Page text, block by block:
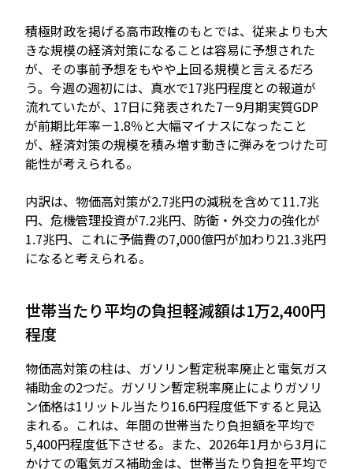
積極財政を掲げる高市政権のもとでは、従来よりも大
きな規模の経済対策になることは容易に予想された
が、その事前予想をもやや上回る規模と言えるだろ
う。今週の週初には、真水で17兆円程度との報道が
流れていたが、17日に発表された7－9月期実質GDP
が前期比年率－1.8％と大幅マイナスになったこと
が、経済対策の規模を積み増す動きに弾みをつけた可
能性が考えられる。
内訳は、物価高対策が2.7兆円の減税を含めて11.7兆
円、危機管理投資が7.2兆円、防衛・外交力の強化が
1.7兆円、これに予備費の7,000億円が加わり21.3兆円
になると考えられる。
世帯当たり平均の負担軽減額は1万2,400円
程度
物価高対策の柱は、ガソリン暫定税率廃止と電気ガス
補助金の2つだ。ガソリン暫定税率廃止によりガソリ
ン価格は1リットル当たり16.6円程度低下すると見込
まれる。これは、年間の世帯当たり負担額を平均で
5,400円程度低下させる。また、2026年1月から3月に
かけての電気ガス補助金は、世帯当たり負担を平均で